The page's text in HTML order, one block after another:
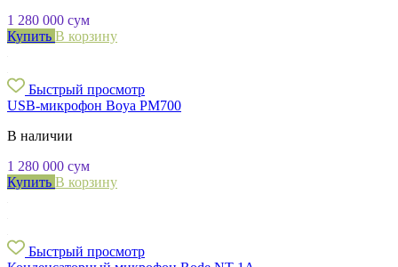
1 280 000 сум
Купить В корзину
Быстрый просмотр
USB-микрофон Boya PM700
В наличии
1 280 000 сум
Купить В корзину
Быстрый просмотр